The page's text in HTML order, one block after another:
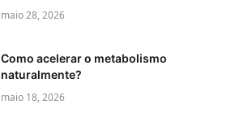
maio 28, 2026
Como acelerar o metabolismo
naturalmente?
maio 18, 2026